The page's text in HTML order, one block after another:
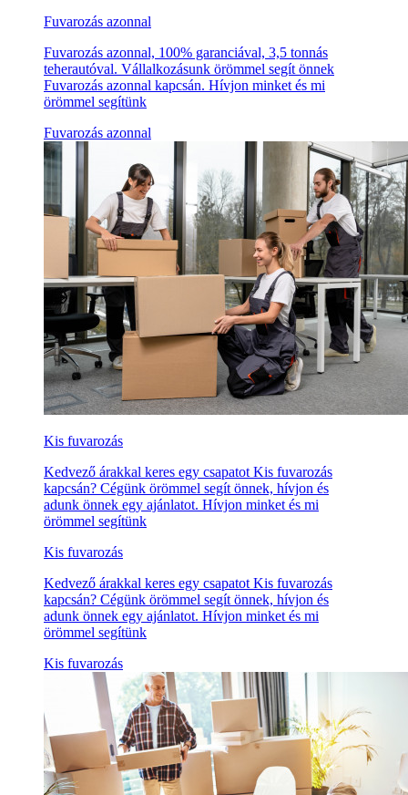
Fuvarozás azonnal
Fuvarozás azonnal, 100% garanciával, 3,5 tonnás
teherautóval. Vállalkozásunk örömmel segít önnek
Fuvarozás azonnal kapcsán. Hívjon minket és mi
örömmel segítünk
Fuvarozás azonnal
Kis fuvarozás
Kedvező árakkal keres egy csapatot Kis fuvarozás
kapcsán? Cégünk örömmel segít önnek, hívjon és
adunk önnek egy ajánlatot. Hívjon minket és mi
örömmel segítünk
Kis fuvarozás
Kedvező árakkal keres egy csapatot Kis fuvarozás
kapcsán? Cégünk örömmel segít önnek, hívjon és
adunk önnek egy ajánlatot. Hívjon minket és mi
örömmel segítünk
Kis fuvarozás